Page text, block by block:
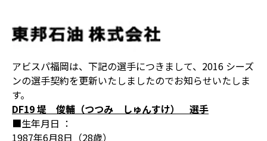
アビスパ福岡は、下記の選手につきまして、2016 シーズ
ンの選手契約を更新いたしましたのでお知らせいたしま
す。
DF19 堤 俊輔（つつみ しゅんすけ） 選手
■生年月日 ：
1987年6月8日（28歳）